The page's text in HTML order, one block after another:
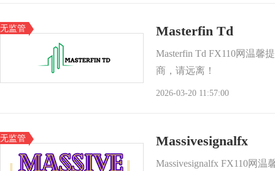
无监管 Masterfin Td
Masterfin Td FX110网温馨
商，请远离！
2026-03-20 11:57:00
无监管 Massivesignalfx
Massivesignalfx FX110网